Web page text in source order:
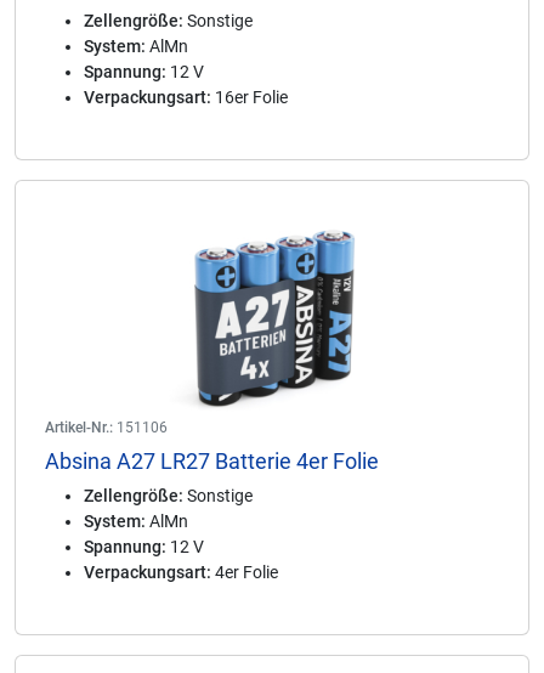
Zellengröße: Sonstige
System: AlMn
Spannung: 12 V
Verpackungsart: 16er Folie
Artikel-Nr.: 151106
Absina A27 LR27 Batterie 4er Folie
Zellengröße: Sonstige
System: AlMn
Spannung: 12 V
Verpackungsart: 4er Folie